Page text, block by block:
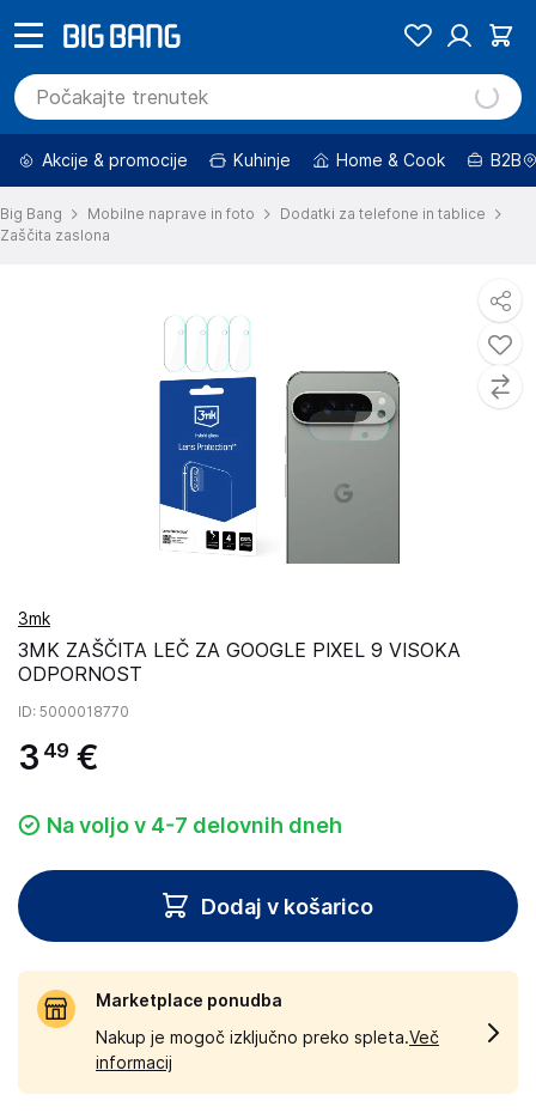
Akcije & promocije Kuhinje Home & Cook B2B
Big Bang Mobilne naprave in foto
Dodatki za telefone in tablice
Zaščita zaslona
3mk
3MK ZAŠČITA LEČ ZA GOOGLE PIXEL 9 VISOKA
ODPORNOST
ID: 5000018770
3 49 €
Na voljo v 4-7 delovnih dneh
Dodaj v košarico
Marketplace ponudba
Nakup je mogoč izključno preko spleta.Več
informacij